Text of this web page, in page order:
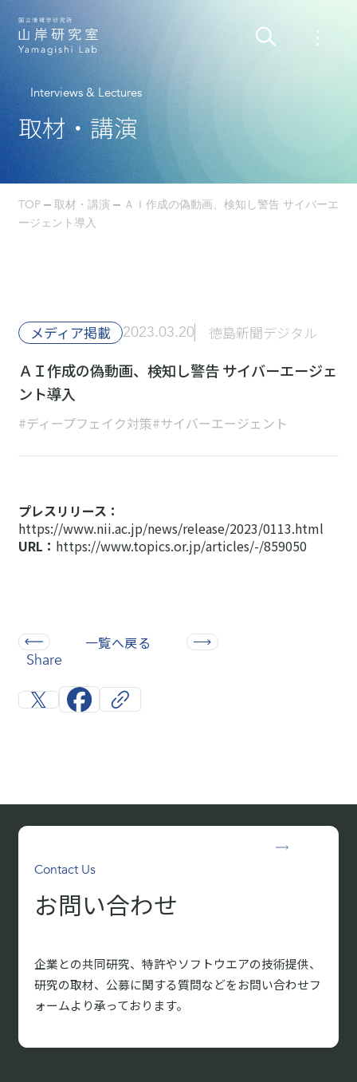
Interviews & Lectures
取材・講演
TOP 取材・講演
ＡＩ作成の偽動画、検知し警告 サイバーエ
ージェント導入
Share
メディア掲載 2023.03.20 徳島新聞デジタル
ＡＩ作成の偽動画、検知し警告 サイバーエージェ
ント導入
#ディープフェイク対策#サイバーエージェント
プレスリリース：
https://www.nii.ac.jp/news/release/2023/0113.html
URL： https://www.topics.or.jp/articles/-/859050
一覧へ戻る
Contact Us
お問い合わせ
企業との共同研究、特許やソフトウエアの技術提供、
研究の取材、 公募に関する質問などをお問い合わせフ
ォームより承っております。